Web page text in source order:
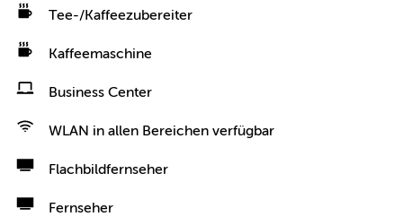
Tee-/Kaffeezubereiter
Kaffeemaschine
Business Center
WLAN in allen Bereichen verfügbar
Flachbildfernseher
Fernseher